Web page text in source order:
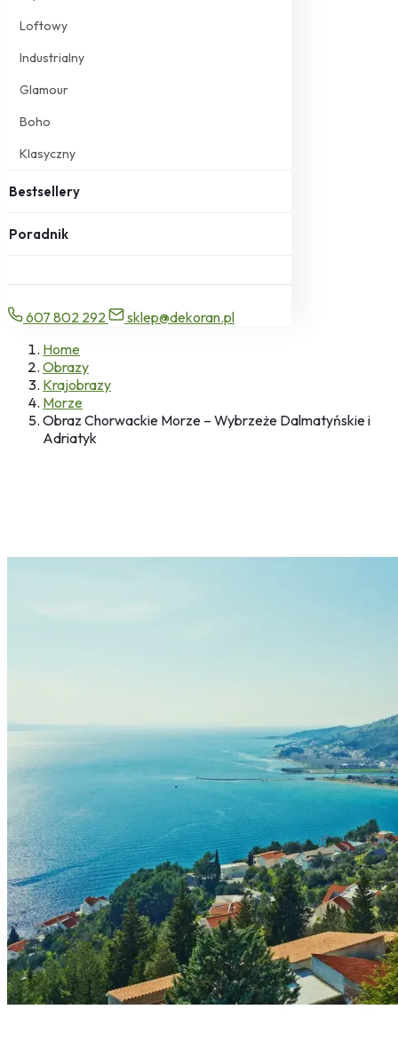
Loftowy
Industrialny
Glamour
Boho
Klasyczny
Bestsellery
Poradnik
607 802 292
sklep@dekoran.pl
Home
Obrazy
Krajobrazy
Morze
Obraz Chorwackie Morze – Wybrzeże Dalmatyńskie i
Adriatyk